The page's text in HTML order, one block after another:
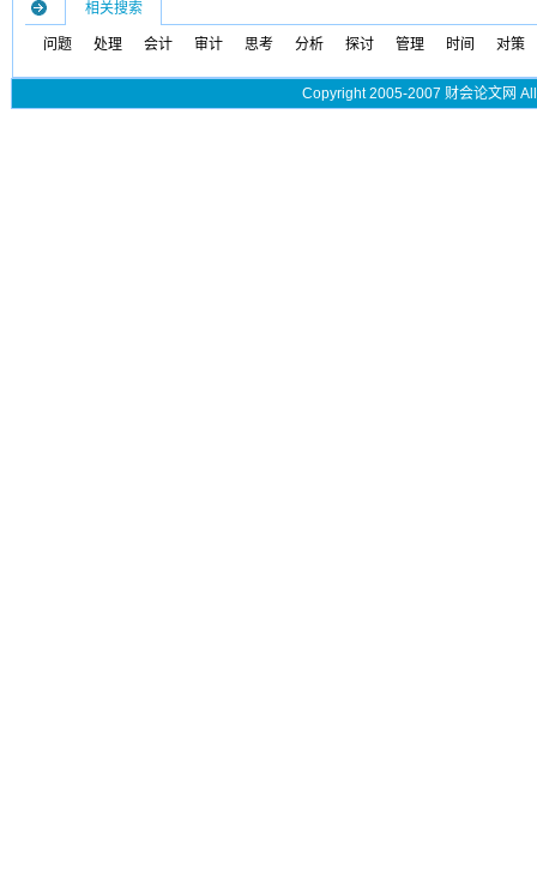
相关搜索
问题 处理 会计 审计 思考 分析 探讨 管理 时间 对策
Copyright 2005-2007 财会论文网